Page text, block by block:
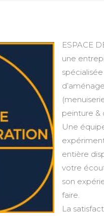
ESPACE
une
peinture &
Une
entière
votre
son
faire.
La